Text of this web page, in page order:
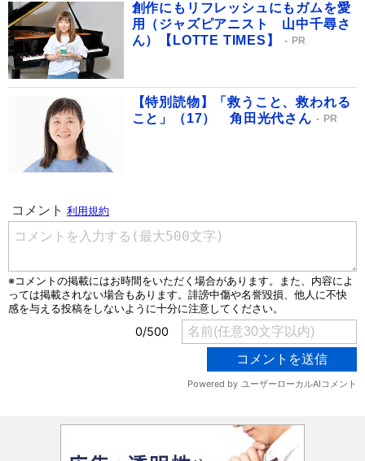
創作にもリフレッシュにもガムを愛
用（ジャズピアニスト 山中千尋さ
ん）【LOTTE TIMES】
PR
【特別読物】「救うこと、救われる
こと」（17） 角田光代さん
PR